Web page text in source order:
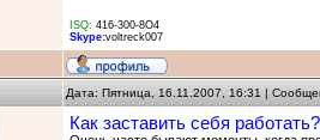
ISQ: 416-300-8О4
Skype:voltreck007
Дата: Пятница, 16.11.2007, 16:31 |
Как заставить себя работать?